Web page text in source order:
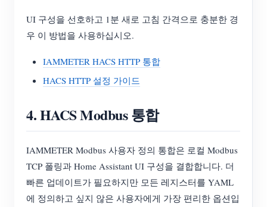
UI 구성을 선호하고 1분 새로 고침 간격으로 충분한 경
우 이 방법을 사용하십시오.
IAMMETER HACS HTTP 통합
HACS HTTP 설정 가이드
4. HACS Modbus 통합
IAMMETER Modbus 사용자 정의 통합은 로컬 Modbus
TCP 폴링과 Home Assistant UI 구성을 결합합니다. 더
빠른 업데이트가 필요하지만 모든 레지스터를 YAML
에 정의하고 싶지 않은 사용자에게 가장 편리한 옵션입